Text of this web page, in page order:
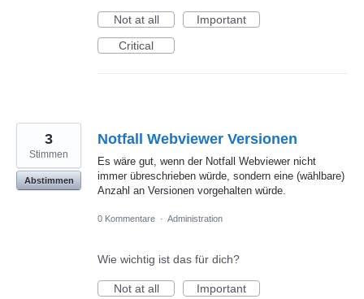
Not at all
Important
Critical
Notfall Webviewer Versionen
Es wäre gut, wenn der Notfall Webviewer nicht
immer übreschrieben würde, sondern eine (wählbare)
Anzahl an Versionen vorgehalten würde.
3
Stimmen
Abstimmen
0 Kommentare · Administration
Wie wichtig ist das für dich?
Not at all
Important